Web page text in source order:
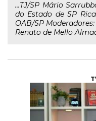
...TJ/SP Mário
do Estado de SP
OAB/SP
Renato de Mello